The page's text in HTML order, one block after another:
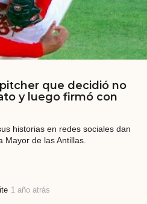
que decidió no
y luego firmó con
historias en redes sociales dan
de las Antillas.
1 año atrás